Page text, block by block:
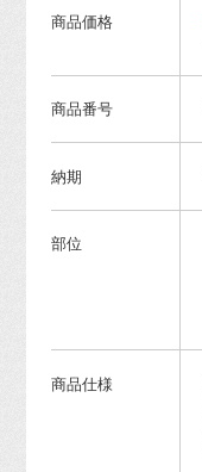
商品価格
商品番号
納期
部位
商品仕様